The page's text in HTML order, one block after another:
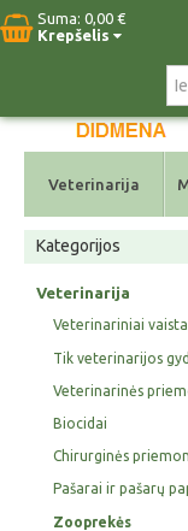
Suma: 0,00 €
Krepšelis
Veterinarija
Kategorijos
Veterinarija
Veterinariniai
Tik veterinarijos
Veterinarinės
Biocidai
Chirurginės
Pašarai ir pašarų
Zooprekės